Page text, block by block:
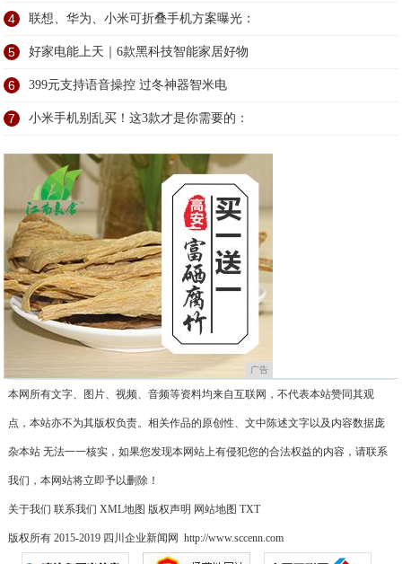
4 联想、华为、小米可折叠手机方案曝光：
5 好家电能上天｜6款黑科技智能家居好物
6 399元支持语音操控 过冬神器智米电
7 小米手机别乱买！这3款才是你需要的：
广告
本网所有文字、图片、视频、音频等资料均来自互联网，不代表本站赞同其观
点，本站亦不为其版权负责。相关作品的原创性、文中陈述文字以及内容数据庞
杂本站 无法一一核实，如果您发现本网站上有侵犯您的合法权益的内容，请联系
我们，本网站将立即予以删除！
关于我们 联系我们 XML地图 版权声明 网站地图 TXT
版权所有 2015-2019 四川企业新闻网 http://www.sccenn.com